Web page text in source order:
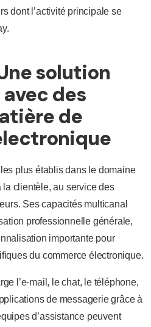
dont l’activité principale se
solution
des
de
plus établis dans le domaine
la clientèle, au service des
Ses capacités multicanal
professionnelle générale,
importante pour
du commerce électronique.
l’e-mail, le chat, le téléphone,
de messagerie grâce à
d’assistance peuvent